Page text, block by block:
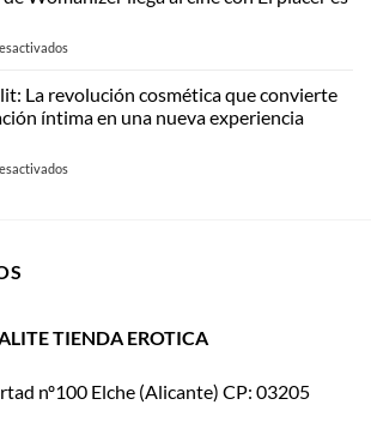
en
Sexualité
vibrador:
práctica
tipo
en
historia
de
Womanizer
al
La revolución cosmética que convierte
íntima en una nueva experiencia
en
convierte
la
íntima
TIENDA EROTICA
nº100 Elche (Alicante) CP: 03205